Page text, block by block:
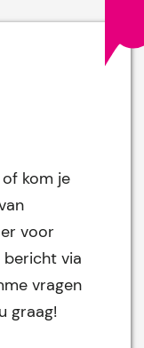
kom je
voor
bericht via
vragen
graag!